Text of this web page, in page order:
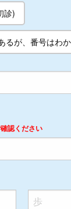
診)
るが、番号はわ
認ください